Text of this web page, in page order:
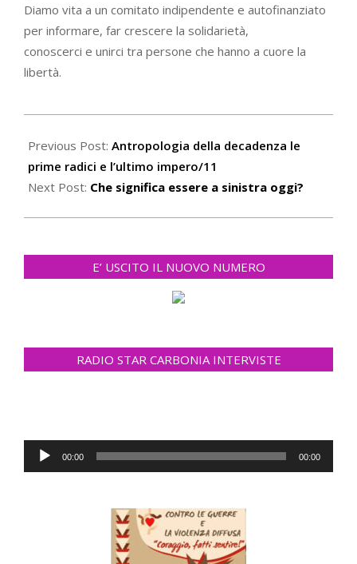
Diamo vita a un comitato indipendente e autofinanziato
per informare, far crescere la solidarietà,
conoscerci e unirci tra persone che hanno a cuore la
libertà.
11-
15
Previous Post: Antropologia della decadenza le
prime radici e l’ultimo impero/11
Next Post: Che significa essere a sinistra oggi?
E’ USCITO IL NUOVO NUMERO
RADIO STAR CARBONIA INTERVISTE
Audio
Player
00:00 00:00